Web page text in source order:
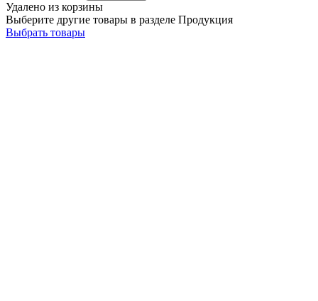
Удалено из корзины
Выберите другие товары в разделе Продукция
Выбрать товары